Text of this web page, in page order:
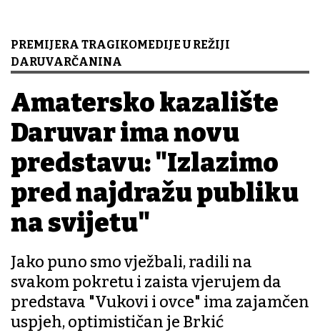
PREMIJERA TRAGIKOMEDIJE U REŽIJI
DARUVARČANINA
Amatersko kazalište
Daruvar ima novu
predstavu: "Izlazimo
pred najdražu publiku
na svijetu"
Jako puno smo vježbali, radili na
svakom pokretu i zaista vjerujem da
predstava "Vukovi i ovce" ima zajamčen
uspjeh, optimističan je Brkić